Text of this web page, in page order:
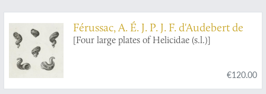
Férussac, A. É. J. P. J. F. d'Audebert de
[Four large plates of Helicidae (s.l.)]
€120.00